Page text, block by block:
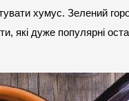
хумус. Зелений
які дуже популярні